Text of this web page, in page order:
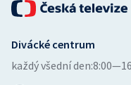
Divácké centrum
každý všední den: